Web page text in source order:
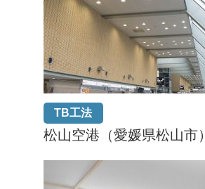
TB工法
松山空港（愛媛県松山市）